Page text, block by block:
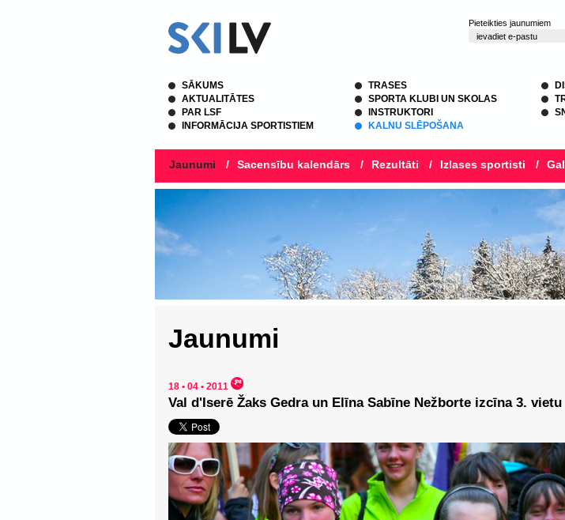
Pieteikties jaunumiem
SĀKUMS
AKTUALITĀTES
PAR LSF
INFORMĀCIJA SPORTISTIEM
TRASES
SPORTA KLUBI UN SKOLAS
INSTRUKTORI
KALNU SLĒPOŠANA
Jaunumi / Sacensību kalendārs / Rezultāti / Izlases sportisti /
Jaunumi
18 • 04 • 2011
Val d'Iserē Žaks Gedra un Elīna Sabīne Nežborte izcīna 3. vietu